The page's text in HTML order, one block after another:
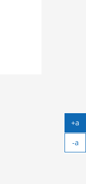
+a
-a